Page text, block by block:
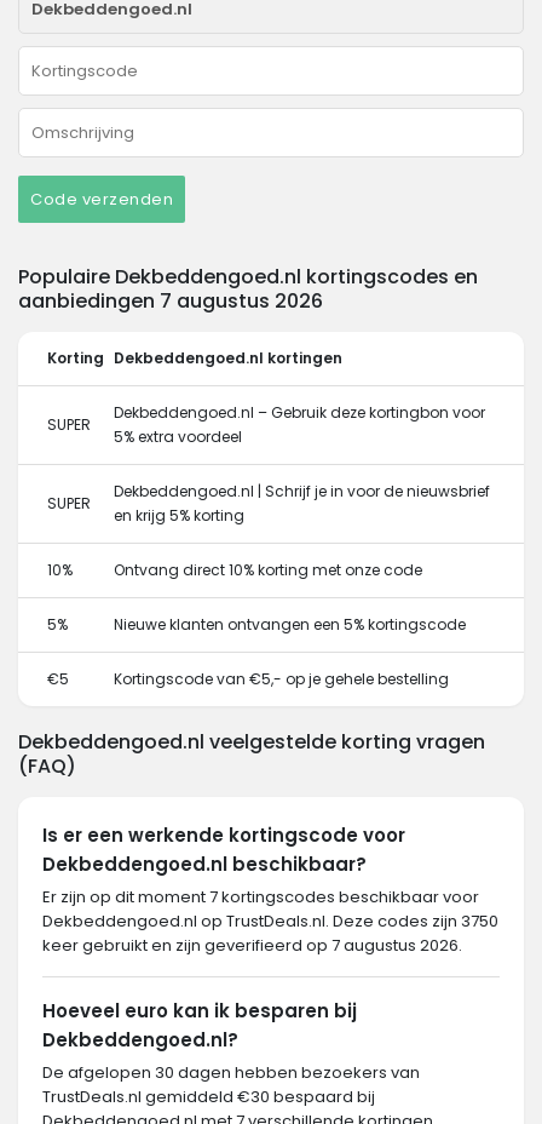
Code verzenden
Populaire Dekbeddengoed.nl kortingscodes en
aanbiedingen 7 augustus 2026
Korting Dekbeddengoed.nl kortingen
SUPER
Dekbeddengoed.nl – Gebruik deze kortingbon voor
5% extra voordeel
SUPER
Dekbeddengoed.nl | Schrijf je in voor de nieuwsbrief
en krijg 5% korting
10% Ontvang direct 10% korting met onze code
5% Nieuwe klanten ontvangen een 5% kortingscode
€5 Kortingscode van €5,- op je gehele bestelling
Dekbeddengoed.nl veelgestelde korting vragen
(FAQ)
Is er een werkende kortingscode voor
Dekbeddengoed.nl beschikbaar?
Er zijn op dit moment 7 kortingscodes beschikbaar voor
Dekbeddengoed.nl op TrustDeals.nl. Deze codes zijn 3750
keer gebruikt en zijn geverifieerd op 7 augustus 2026.
Hoeveel euro kan ik besparen bij
Dekbeddengoed.nl?
De afgelopen 30 dagen hebben bezoekers van
TrustDeals.nl gemiddeld €30 bespaard bij